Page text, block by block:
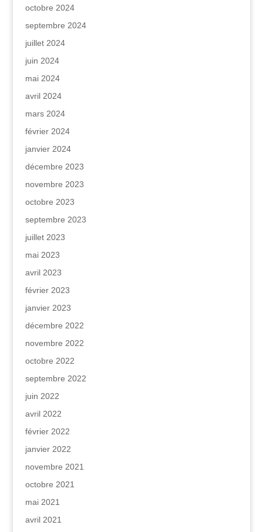
octobre 2024
septembre 2024
juillet 2024
juin 2024
mai 2024
avril 2024
mars 2024
février 2024
janvier 2024
décembre 2023
novembre 2023
octobre 2023
septembre 2023
juillet 2023
mai 2023
avril 2023
février 2023
janvier 2023
décembre 2022
novembre 2022
octobre 2022
septembre 2022
juin 2022
avril 2022
février 2022
janvier 2022
novembre 2021
octobre 2021
mai 2021
avril 2021